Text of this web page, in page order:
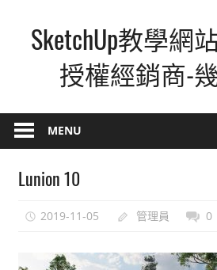
contentSketchUp教學網
授權經銷商-
–
最
覺
MENU
Lunion 10
2019-11-05 管理員 0